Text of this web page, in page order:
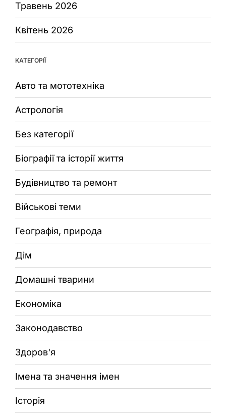
Травень 2026
Квітень 2026
КАТЕГОРІЇ
Авто та мототехніка
Астрологія
Без категорії
Біографії та історії життя
Будівництво та ремонт
Військові теми
Географія, природа
Дім
Домашні тварини
Економіка
Законодавство
Здоров'я
Імена та значення імен
Історія